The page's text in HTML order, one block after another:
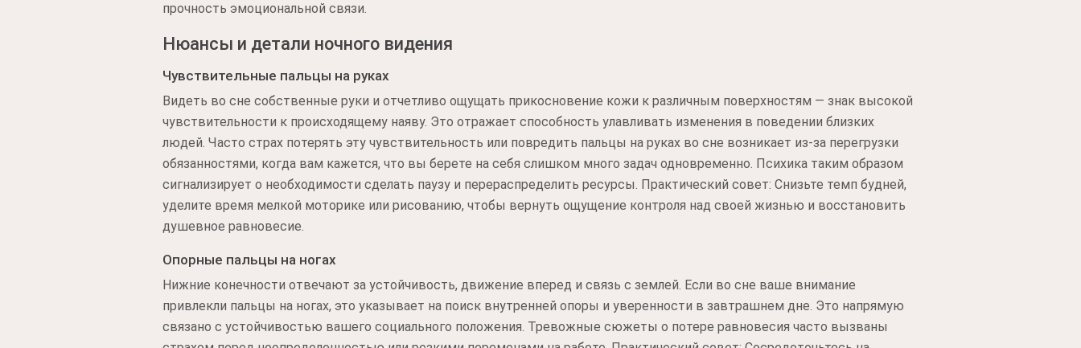
прочность эмоциональной связи.
Нюансы и детали ночного видения
Чувствительные пальцы на руках
Видеть во сне собственные руки и отчетливо ощущать прикосновение кожи к различным поверхностям — знак высокой
чувствительности к происходящему наяву. Это отражает способность улавливать изменения в поведении близких
людей. Часто страх потерять эту чувствительность или повредить пальцы на руках во сне возникает из-за перегрузки
обязанностями, когда вам кажется, что вы берете на себя слишком много задач одновременно. Психика таким образом
сигнализирует о необходимости сделать паузу и перераспределить ресурсы. Практический совет: Снизьте темп будней,
уделите время мелкой моторике или рисованию, чтобы вернуть ощущение контроля над своей жизнью и восстановить
душевное равновесие.
Опорные пальцы на ногах
Нижние конечности отвечают за устойчивость, движение вперед и связь с землей. Если во сне ваше внимание
привлекли пальцы на ногах, это указывает на поиск внутренней опоры и уверенности в завтрашнем дне. Это напрямую
связано с устойчивостью вашего социального положения. Тревожные сюжеты о потере равновесия часто вызваны